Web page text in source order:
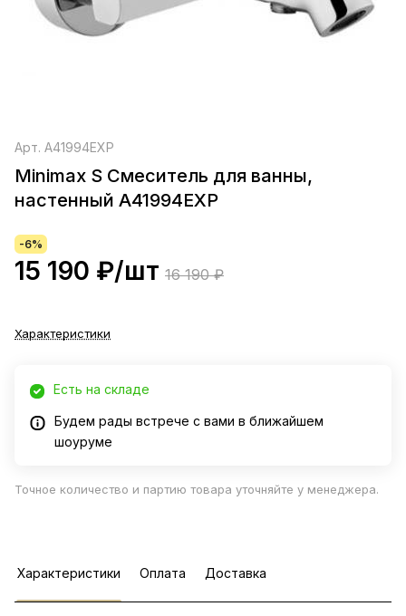
Арт. A41994EXP
Minimax S Смеситель для ванны,
настенный A41994EXP
-6%
15 190 ₽/шт 16 190 ₽
Характеристики
Есть на складе
Будем рады встрече с вами в ближайшем
шоуруме
Точное количество и партию товара уточняйте у менеджера.
Характеристики Оплата Доставка